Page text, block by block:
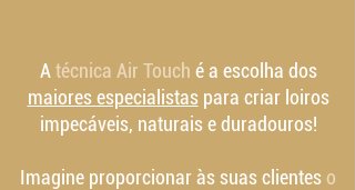
Atécnica Air Touch é a escolha dos
maiores especialistaspara criar loiros
impecáveis, naturais e duradouros!
Imagine proporcionar às suas clientes o